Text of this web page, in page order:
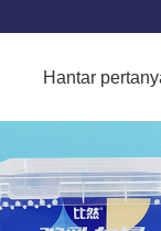
Hantar